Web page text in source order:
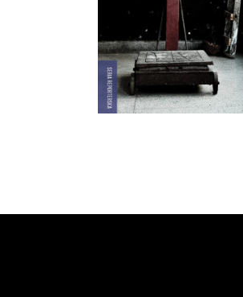
E-BOOK DO
KOSZYKA
wannach i jest krowa –
rewolucji.
44.00zł